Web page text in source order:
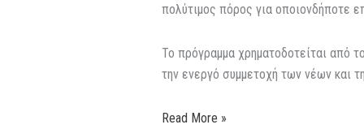
πολύτιμος πόρος για οποιονδήποτε
Το πρόγραμμα χρηματοδοτείται από
την ενεργό συμμετοχή των νέων και
Read More »